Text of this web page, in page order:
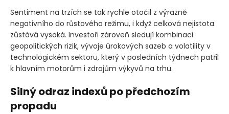
Sentiment na trzích se tak rychle otočil z výrazně
negativního do růstového režimu, i když celková nejistota
zůstává vysoká. Investoři zároveň sledují kombinaci
geopolitických rizik, vývoje úrokových sazeb a volatility v
technologickém sektoru, který v posledních týdnech patřil
k hlavním motorům i zdrojům výkyvů na trhu.
Silný odraz indexů po předchozím
propadu